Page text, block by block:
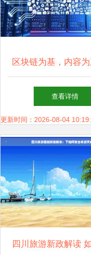
区块链为基，内容
未来旅游体验的“0与
查看详情
更新时间：2026-08-04
四川旅游新政解读